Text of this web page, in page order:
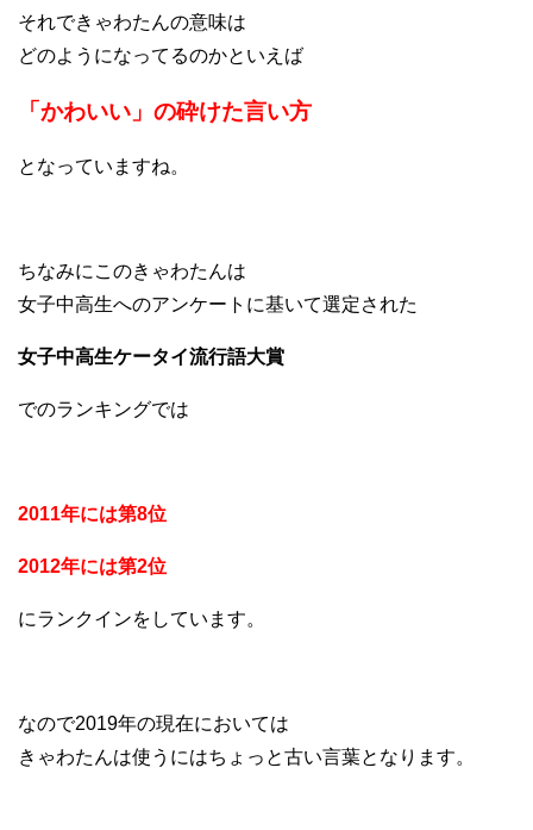
それできゃわたんの意味は
どのようになってるのかといえば
「かわいい」の砕けた言い方
となっていますね。
ちなみにこのきゃわたんは
女子中高生へのアンケートに基いて選定された
女子中高生ケータイ流行語大賞
でのランキングでは
2011年には第8位
2012年には第2位
にランクインをしています。
なので2019年の現在においては
きゃわたんは使うにはちょっと古い言葉となります。